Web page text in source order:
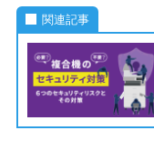
関連記事